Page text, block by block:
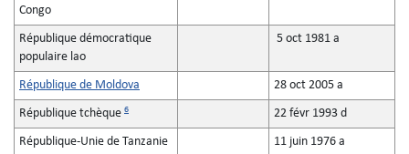
Congo
République démocratique
populaire lao
5 oct 1981 a
République de Moldova 28 oct 2005 a
République tchèque 6 22 févr 1993 d
République-Unie de Tanzanie 11 juin 1976 a